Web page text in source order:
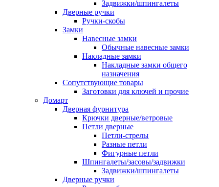
Задвижки/шпингалеты
Дверные ручки
Ручки-скобы
Замки
Навесные замки
Обычные навесные замки
Накладные замки
Накладные замки общего
назначения
Сопутствующие товары
Заготовки для ключей и прочие
Домарт
Дверная фурнитура
Крючки дверные/ветровые
Петли дверные
Петли-стрелы
Разные петли
Фигурные петли
Шпингалеты/засовы/задвижки
Задвижки/шпингалеты
Дверные ручки